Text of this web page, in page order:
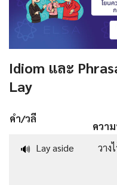
Idiom และ
Lay
คำ/วลี
ควา
🔊 Lay aside วาง